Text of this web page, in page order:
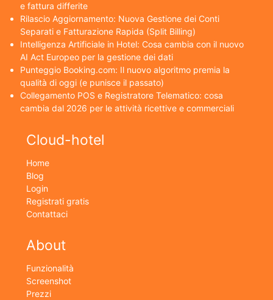
e fattura differite
Rilascio Aggiornamento: Nuova Gestione dei Conti
Separati e Fatturazione Rapida (Split Billing)
Intelligenza Artificiale in Hotel: Cosa cambia con il nuovo
AI Act Europeo per la gestione dei dati
Punteggio Booking.com: Il nuovo algoritmo premia la
qualità di oggi (e punisce il passato)
Collegamento POS e Registratore Telematico: cosa
cambia dal 2026 per le attività ricettive e commerciali
Cloud-hotel
Home
Blog
Login
Registrati gratis
Contattaci
About
Funzionalità
Screenshot
Prezzi